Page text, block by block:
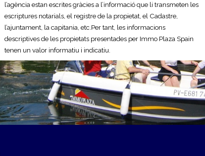
l’agència estan escrites gràcies a l’informació que li transmeten les
escriptures notarials, el registre de la propietat, el Cadastre,
l’ajuntament, la capitania, etc. Per tant, les informacions
descriptives de les propietats presentades per Immo Plaza Spain
tenen un valor informatiu i indicatiu.
Guia del comprador
Com que estem a favor de la transparència i sinceritat,
proporcionem gratuïtament la nostra Guia del comprador. En la
qual trobarà el trajecte a seguir, on podrà obtenir idees sobre que
cal fer i tenir en compte per obtenir un immoble. Trieu el que
desitja portar pel seu compte i la resta pot deixar-ho, amb total